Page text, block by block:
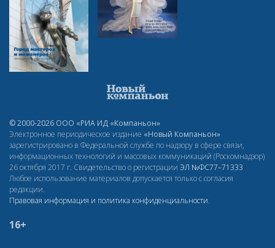
© 2000-2026 ООО «РИА ИД «Компаньон»
Электронное периодическое издание «Новый Компаньон»
зарегистрировано в Федеральной службе по надзору в сфере связи,
информационных технологий и массовых коммуникаций (Роскомнадзор)
26 октября 2017 г. Свидетельство о регистрации ЭЛ №ФС77–71333
Любое использование материалов допускается только с согласия
редакции.
Правовая информация и политика конфиденциальности.
16+